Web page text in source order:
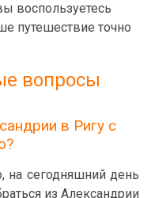
воспользуетесь
путешествие точно
вопросы
в Ригу с
на сегодняшний день
из Александрии